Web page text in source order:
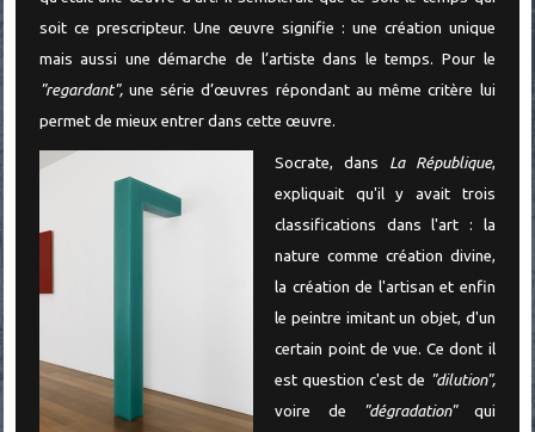
soit ce prescripteur. Une œuvre signifie : une création unique
mais aussi une démarche de l’artiste dans le temps. Pour le
"regardant",une série d’œuvres répondant au même critère lui
permet de mieux entrer dans cette œuvre.
Socrate, dans La République,
expliquait qu'il y avait trois
classifications dans l'art : la
nature comme création divine,
la création de l'artisan et enfin
le peintre imitant un objet, d'un
certain point de vue. Ce dont il
est question c'est de "dilution",
voire de
"dégradation"qui